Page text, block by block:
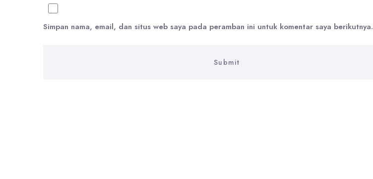
Simpan nama, email, dan situs web saya pada peramban ini untuk komentar saya berikutnya.